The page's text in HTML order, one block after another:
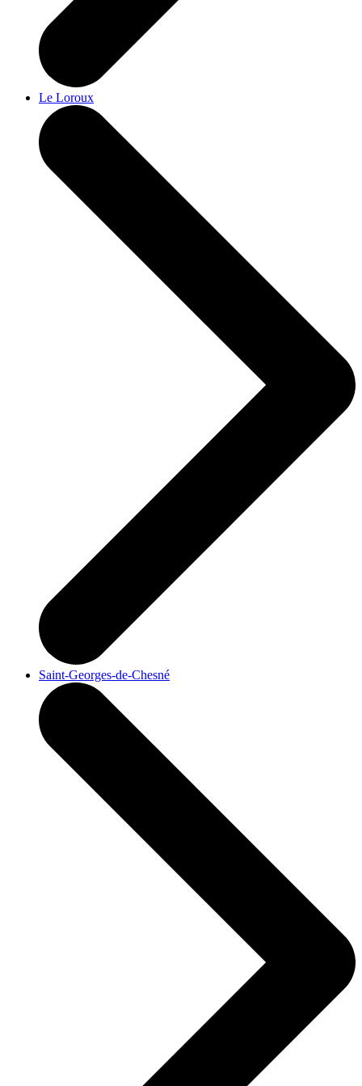
Le Loroux
Saint-Georges-de-Chesné